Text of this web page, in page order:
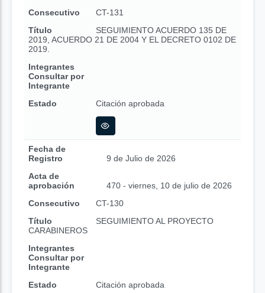
Consecutivo
CT-131
Título
SEGUIMIENTO ACUERDO 135 DE
2019, ACUERDO 21 DE 2004 Y EL DECRETO 0102 DE
2019.
Integrantes
Consultar por
Integrante
Estado
Citación aprobada
Fecha de
Registro
9 de Julio de 2026
Acta de
aprobación
470 - viernes, 10 de julio de 2026
Consecutivo
CT-130
Título
SEGUIMIENTO AL PROYECTO
CARABINEROS
Integrantes
Consultar por
Integrante
Estado
Citación aprobada